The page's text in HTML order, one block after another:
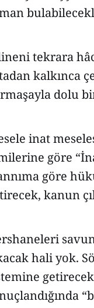
tekrara
kalkınca
dolu
inat
göre
göre
kanun
hali yok.